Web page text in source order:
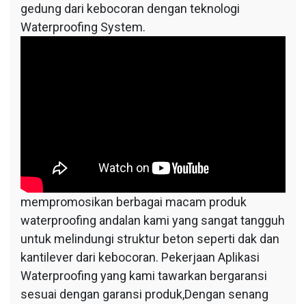
gedung dari kebocoran dengan teknologi
Waterproofing System.
mempromosikan berbagai macam produk
waterproofing andalan kami yang sangat tangguh
untuk melindungi struktur beton seperti dak dan
kantilever dari kebocoran. Pekerjaan Aplikasi
Waterproofing yang kami tawarkan bergaransi
sesuai dengan garansi produk,Dengan senang